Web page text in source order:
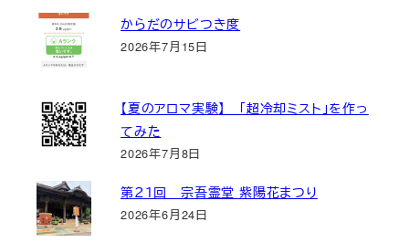
からだのサビつき度
2026年7月15日
【夏のアロマ実験】 「超冷却ミスト」を作っ
てみた
2026年7月8日
第２１回 宗吾霊堂 紫陽花まつり
2026年6月24日